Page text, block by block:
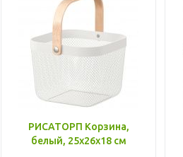
РИСАТОРП Корзина,
белый, 25x26x18 см